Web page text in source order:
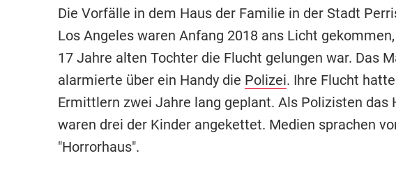
Die Vorfälle in dem Haus der Familie in der Stadt
Los Angeles waren Anfang 2018 ans Licht
17 Jahre alten Tochter die Flucht gelungen war. Das
alarmierte über ein Handy die Polizei. Ihre Flucht
Ermittlern zwei Jahre lang geplant. Als Polizisten das
waren drei der Kinder angekettet. Medien sprachen
"Horrorhaus".